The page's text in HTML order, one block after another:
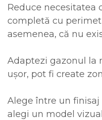
Reduce necesitatea
completă cu
asemenea, că nu
Adaptezi gazonul la
ușor, pot fi create
Alege între un
alegi un model